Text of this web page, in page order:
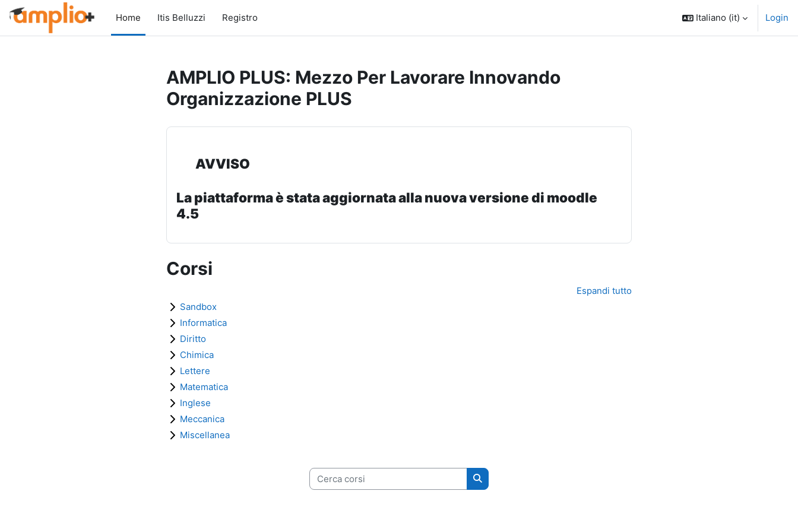
Vai al contenuto principale
Home
Itis Belluzzi Registro Italiano ‎(it)‎ Login
AMPLIO PLUS: Mezzo Per Lavorare Innovando
Organizzazione PLUS
AVVISO
La piattaforma è stata aggiornata alla nuova versione di moodle
4.5
Corsi
Espandi tutto
Sandbox
Informatica
Diritto
Chimica
Lettere
Matematica
Inglese
Meccanica
Miscellanea
Cerca corsi
Cerca corsi